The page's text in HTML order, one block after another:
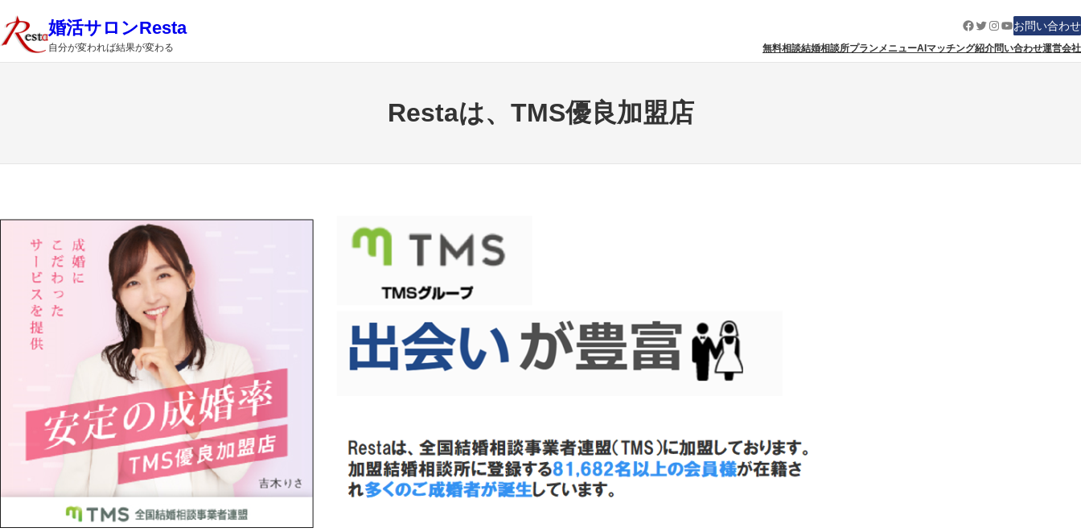
内
容
を
婚活サロンResta
自分が変われば結果が変わる
Facebook
Twitter
Instagram
YouTube
お問い合わせ
無料相談結婚相談所プランメニューAIマッチング紹介問い合わせ運営会社
Restaは、TMS優良加盟店